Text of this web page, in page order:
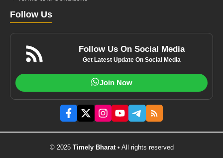
Follow Us
Follow Us On Social Media
Get Latest Update On Social Media
Join Now
© 2025 Timely Bharat• All rights reserved